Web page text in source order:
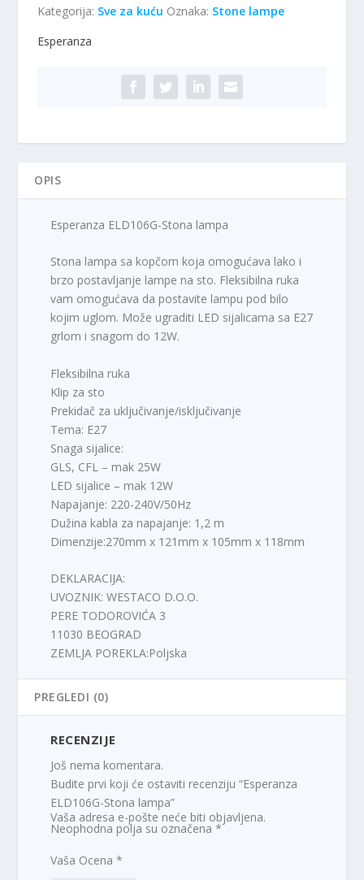
lampa
Kategorija: Sve za kuću Oznaka: Stone lampe
Esperanza
OPIS
Esperanza ELD106G-Stona lampa
Stona lampa sa kopčom koja omogućava lako i
brzo postavljanje lampe na sto. Fleksibilna ruka
vam omogućava da postavite lampu pod bilo
kojim uglom. Može ugraditi LED sijalicama sa E27
grlom i snagom do 12W.
Fleksibilna ruka
Klip za sto
Prekidač za uključivanje/isključivanje
Tema: E27
Snaga sijalice:
GLS, CFL – mak 25W
LED sijalice – mak 12W
Napajanje: 220-240V/50Hz
Dužina kabla za napajanje: 1,2 m
Dimenzije:270mm x 121mm x 105mm x 118mm
DEKLARACIJA:
UVOZNIK: WESTACO D.O.O.
PERE TODOROVIĆA 3
11030 BEOGRAD
ZEMLJA POREKLA:Poljska
PREGLEDI (0)
RECENZIJE
Još nema komentara.
Budite prvi koji će ostaviti recenziju “Esperanza
ELD106G-Stona lampa”
Vaša adresa e-pošte neće biti objavljena.
Neophodna polja su označena*
Vaša Ocena*